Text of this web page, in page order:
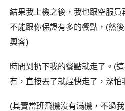
結果我上機之後，我也跟空服員
不能跟你保證有多的餐點，(然
奧客)
時間到扔下我的餐點就走了。(
有，直接丟了就趕快走了，深怕
(其實當班飛機沒有滿機，不過